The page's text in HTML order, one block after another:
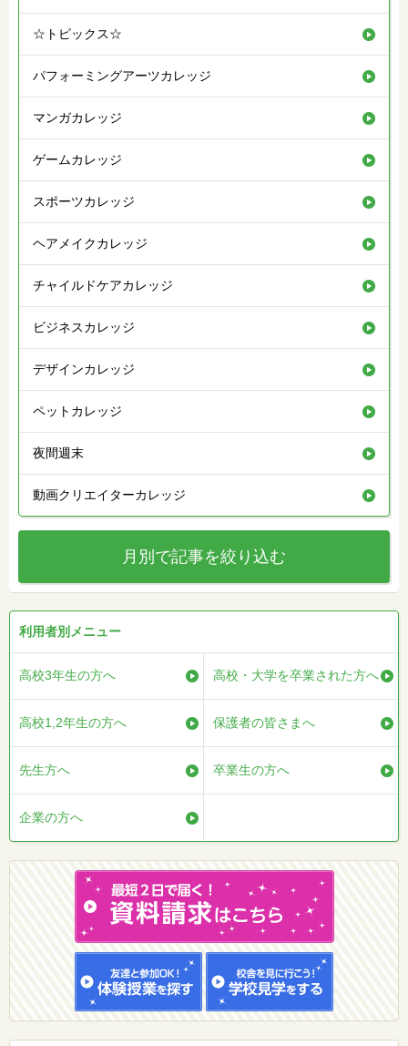
☆トピックス☆
パフォーミングアーツカレッジ
マンガカレッジ
ゲームカレッジ
スポーツカレッジ
ヘアメイクカレッジ
チャイルドケアカレッジ
ビジネスカレッジ
デザインカレッジ
ペットカレッジ
夜間週末
動画クリエイターカレッジ
月別で記事を絞り込む
利用者別メニュー
高校3年生の方へ 高校・大学を卒業された方へ
高校1,2年生の方へ 保護者の皆さまへ
先生方へ 卒業生の方へ
企業の方へ